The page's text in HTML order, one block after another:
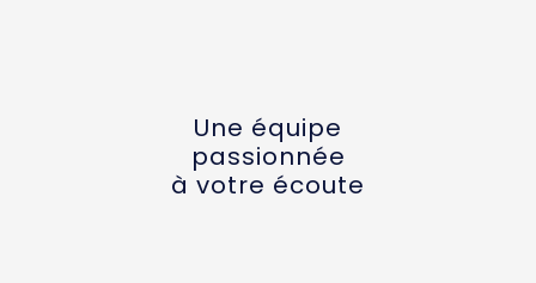
Une équipe
passionnée
à votre écoute